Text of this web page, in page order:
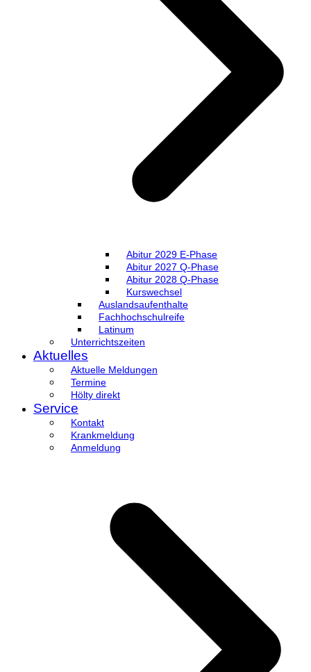
Abitur 2029 E-Phase
Abitur 2027 Q-Phase
Abitur 2028 Q-Phase
Kurswechsel
Auslandsaufenthalte
Fachhochschulreife
Latinum
Unterrichtszeiten
Aktuelles
Aktuelle Meldungen
Termine
Hölty direkt
Service
Kontakt
Krankmeldung
Anmeldung